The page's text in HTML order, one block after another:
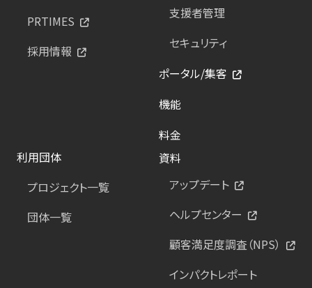
PRTIMES
採用情報
支援者管理
セキュリティ
ポータル/集客
機能
料金
利用団体
プロジェクト一覧
団体一覧
資料
アップデート
ヘルプセンター
顧客満足度調査（NPS）
インパクトレポート